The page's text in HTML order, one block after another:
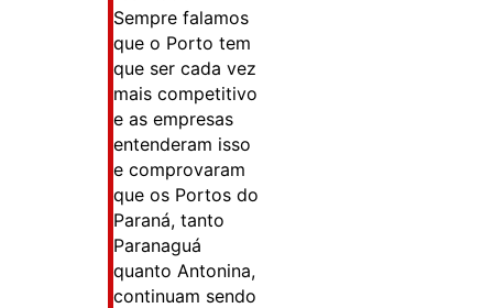
Sempre falamos
que o Porto tem
que ser cada vez
mais competitivo
e as empresas
entenderam isso
e comprovaram
que os Portos do
Paraná, tanto
Paranaguá
quanto Antonina,
continuam sendo